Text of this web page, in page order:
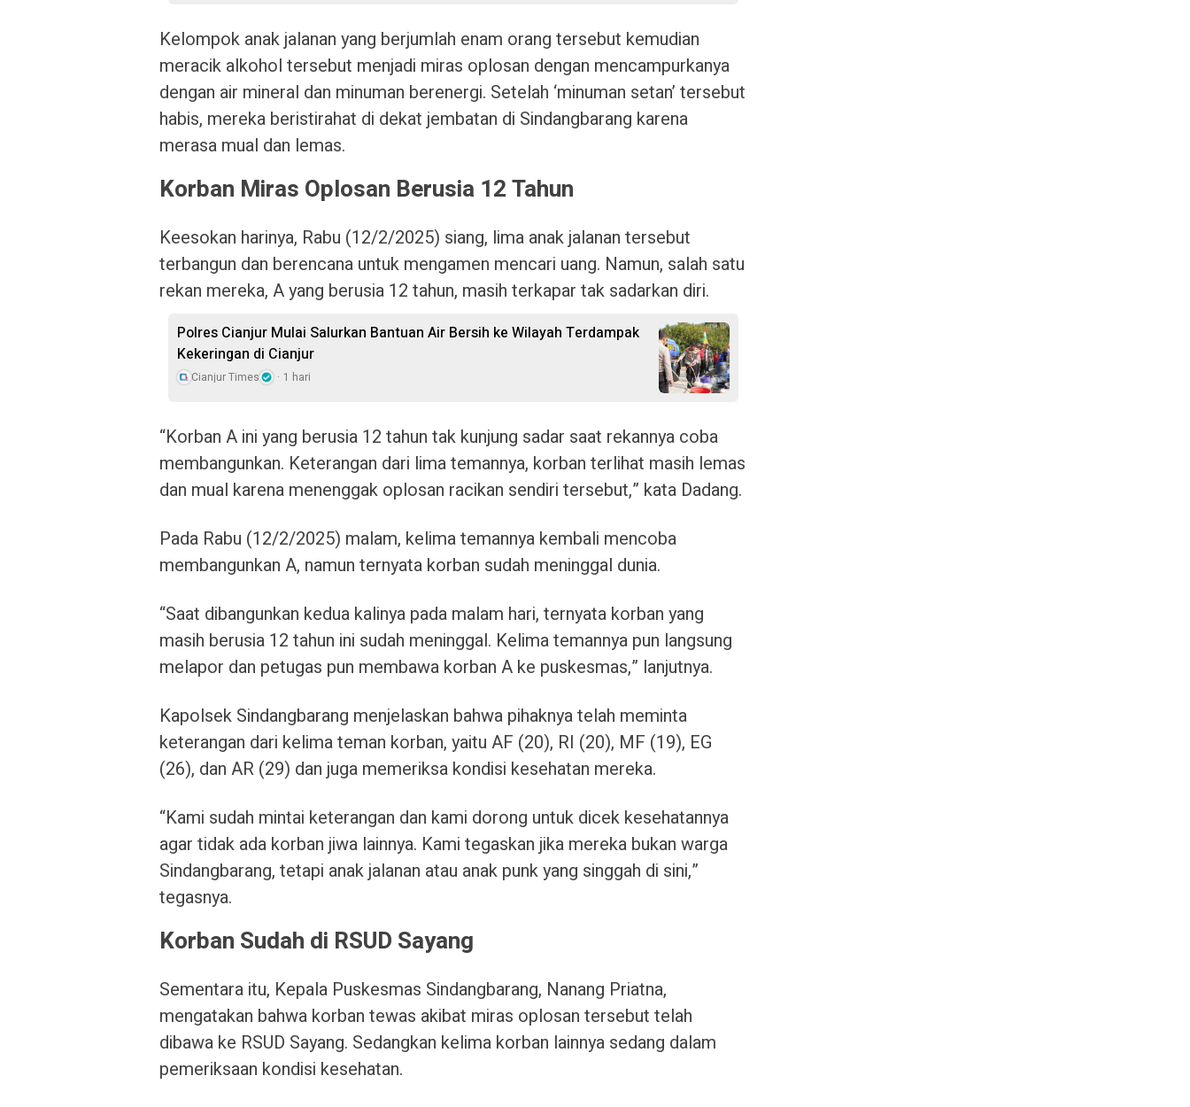
Kelompok anak jalanan yang berjumlah enam orang tersebut kemudian
meracik alkohol tersebut menjadi miras oplosan dengan mencampurkanya
dengan air mineral dan minuman berenergi. Setelah ‘minuman setan’ tersebut
habis, mereka beristirahat di dekat jembatan di Sindangbarang karena
merasa mual dan lemas.
Korban Miras Oplosan Berusia 12 Tahun
Keesokan harinya, Rabu (12/2/2025) siang, lima anak jalanan tersebut
terbangun dan berencana untuk mengamen mencari uang. Namun, salah satu
rekan mereka, A yang berusia 12 tahun, masih terkapar tak sadarkan diri.
Polres Cianjur Mulai Salurkan Bantuan Air Bersih ke Wilayah Terdampak
Kekeringan di Cianjur
Cianjur Times 1 hari
“Korban A ini yang berusia 12 tahun tak kunjung sadar saat rekannya coba
membangunkan. Keterangan dari lima temannya, korban terlihat masih lemas
dan mual karena menenggak oplosan racikan sendiri tersebut,” kata Dadang.
Pada Rabu (12/2/2025) malam, kelima temannya kembali mencoba
membangunkan A, namun ternyata korban sudah meninggal dunia.
“Saat dibangunkan kedua kalinya pada malam hari, ternyata korban yang
masih berusia 12 tahun ini sudah meninggal. Kelima temannya pun langsung
melapor dan petugas pun membawa korban A ke puskesmas,” lanjutnya.
Kapolsek Sindangbarang menjelaskan bahwa pihaknya telah meminta
keterangan dari kelima teman korban, yaitu AF (20), RI (20), MF (19), EG
(26), dan AR (29) dan juga memeriksa kondisi kesehatan mereka.
“Kami sudah mintai keterangan dan kami dorong untuk dicek kesehatannya
agar tidak ada korban jiwa lainnya. Kami tegaskan jika mereka bukan warga
Sindangbarang, tetapi anak jalanan atau anak punk yang singgah di sini,”
tegasnya.
Korban Sudah di RSUD Sayang
Sementara itu, Kepala Puskesmas Sindangbarang, Nanang Priatna,
mengatakan bahwa korban tewas akibat miras oplosan tersebut telah
dibawa ke RSUD Sayang. Sedangkan kelima korban lainnya sedang dalam
pemeriksaan kondisi kesehatan.